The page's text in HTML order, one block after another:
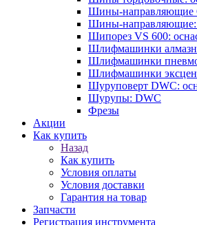
Шины-направляющие
Шины-направляющие:
Шипорез VS 600:
Шлифмашинки
Шлифмашинки
Шлифмашинки
Шуруповерт DWC:
Шурупы: DWC
Фрезы
Акции
Как купить
Назад
Как купить
Условия оплаты
Условия доставки
Гарантия на товар
Запчасти
Регистрация инструмента